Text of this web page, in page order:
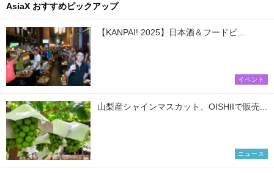
AsiaX おすすめピックアップ
【KANPAI! 2025】日本酒＆フードビ...
イベント
山梨産シャインマスカット、OISHIIで販売...
ニュース